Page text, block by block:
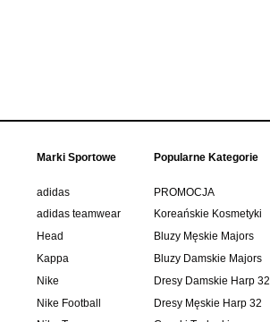
Marki Sportowe
adidas
adidas teamwear
Head
Kappa
Nike
Nike Football
Popularne Kategorie
PROMOCJA
Koreańskie Kosmetyki
Bluzy Męskie Majors
Bluzy Damskie Majors
Dresy Damskie Harp 32
Dresy Męskie Harp 32